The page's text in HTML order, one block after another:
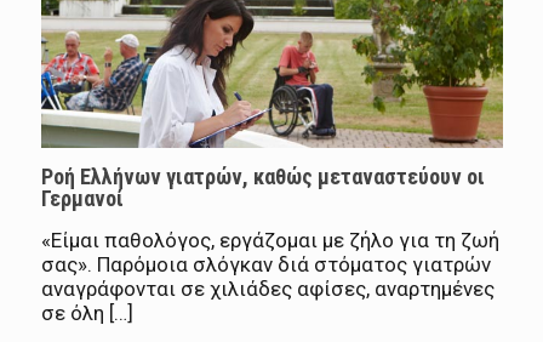
Ροή Ελλήνων γιατρών, καθώς μεταναστεύουν οι
Γερμανοί
«Είμαι παθολόγος, εργάζομαι με ζήλο για τη ζωή
σας». Παρόμοια σλόγκαν διά στόματος γιατρών
αναγράφονται σε χιλιάδες αφίσες, αναρτημένες
σε όλη […]